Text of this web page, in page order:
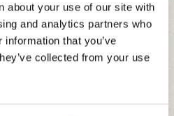
about your use of our site with
and analytics partners who
that you’ve
collected from your use